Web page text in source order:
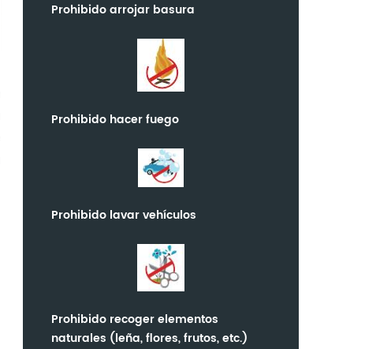
Prohibido arrojar basura
Prohibido hacer fuego
Prohibido lavar vehículos
Prohibido recoger elementos
naturales (leña, flores, frutos, etc.)